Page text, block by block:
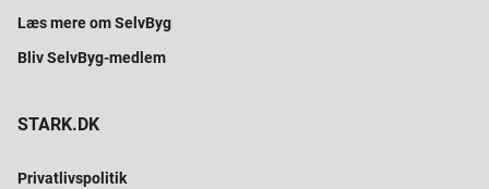
Læs mere om SelvByg
Bliv SelvByg-medlem
STARK.DK
Privatlivspolitik